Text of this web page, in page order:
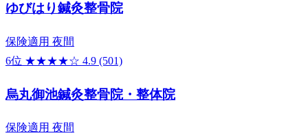
ゆびはり鍼灸整骨院
保険適用 夜間
6位 ★★★★☆ 4.9 (501)
烏丸御池鍼灸整骨院・整体院
保険適用 夜間